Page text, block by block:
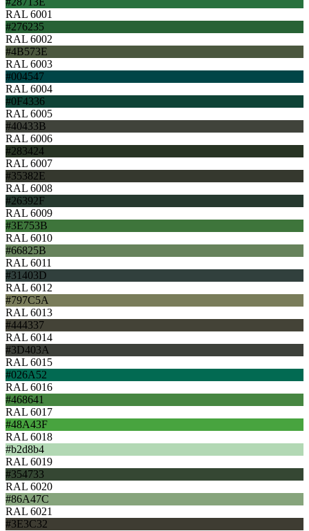
RAL 6001
#276235
RAL 6002
#4B573E
RAL 6003
#004547
RAL 6004
#0F4336
RAL 6005
#40433B
RAL 6006
#283424
RAL 6007
#35382E
RAL 6008
#26392F
RAL 6009
#3E753B
RAL 6010
#66825B
RAL 6011
#31403D
RAL 6012
#797C5A
RAL 6013
#444337
RAL 6014
#3D403A
RAL 6015
#026A52
RAL 6016
#468641
RAL 6017
#48A43F
RAL 6018
#b2d8b4
RAL 6019
#354733
RAL 6020
#86A47C
RAL 6021
#3E3C32